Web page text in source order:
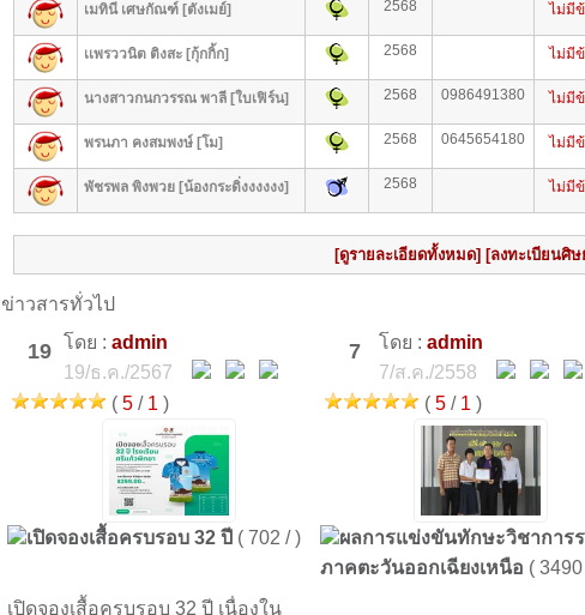
เมทินี เศษกัณฑ์ [ตังเมย์] 2568 ไม่มี
เเพรววนิต ติงสะ [กุ้กกิ้ก] 2568 ไม่มี
นางสาวกนกวรรณ พาลี [ใบเฟิร์น] 2568 0986491380 ไม่มี
พรนภา คงสมพงษ์ [โม] 2568 0645654180 ไม่มี
พัชรพล พิงพวย [น้องกระดิ่งงงงงง] 2568 ไม่มี
[ดูรายละเอียดทั้งหมด] [ลงทะเบียนศิษ
ข่าวสารทั่วไป
19 โดย : admin
19/ธ.ค./2567
( 5 / 1 )
เปิดจองเสื้อครบรอบ 32 ปี ( 702 / )
เปิดจองเสื้อครบรอบ 32 ปี เนื่องใน
7 โดย : admin
7/ส.ค./2558
( 5 / 1 )
ผลการแข่งขันทักษะวิชาการ
ภาคตะวันออกเฉียงเหนือ (